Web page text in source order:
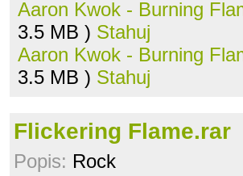
Aaron Kwok - Burning
3.5 MB ) Stahuj
Aaron Kwok - Burning
3.5 MB ) Stahuj
Flickering Flame.rar
Popis: Rock